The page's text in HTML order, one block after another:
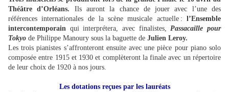
Théâtre d’Orléans. Ils auront la chance de jouer avec l’une des
références internationales de la scène musicale actuelle : l’Ensemble
intercontemporain qui interprétera, avec finalistes,Passacaille pour
Tokyo de Philippe Manoury sous la baguette de Julien Leroy.
Les trois pianistes s’affronteront ensuite avec une pièce pour piano solo
composée entre 1915 et 1930 et complèteront la finale avec un répertoire
de leur choix de 1920 à nos jours.
Les dotations reçues par les lauréats